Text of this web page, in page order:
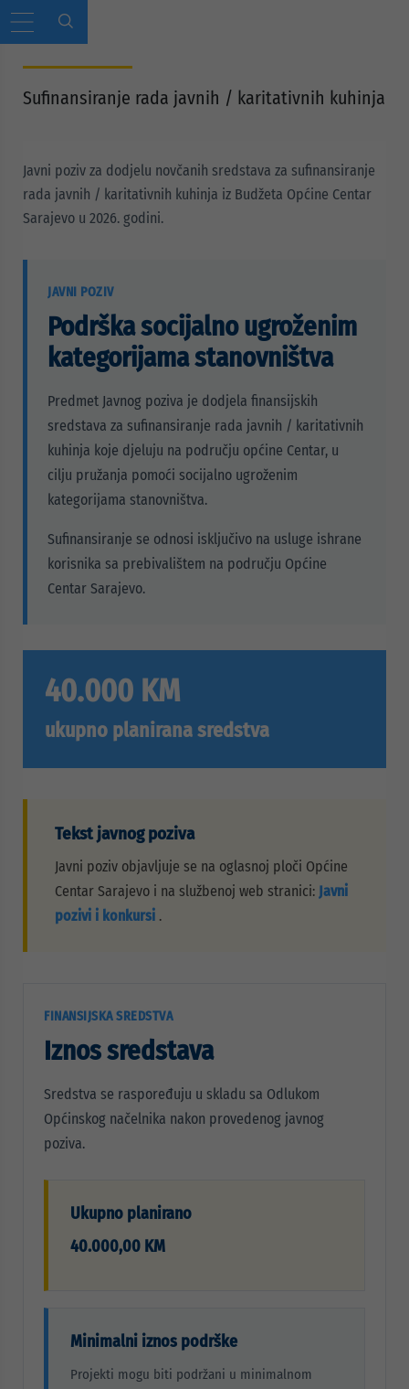
Sufinansiranje rada javnih / karitativnih kuhinja
Javni poziv za dodjelu novčanih sredstava za sufinansiranje
rada javnih / karitativnih kuhinja iz Budžeta Općine Centar
Sarajevo u 2026. godini.
JAVNI POZIV
Podrška socijalno ugroženim
kategorijama stanovništva
Predmet Javnog poziva je dodjela finansijskih
sredstava za sufinansiranje rada javnih / karitativnih
kuhinja koje djeluju na području općine Centar, u
cilju pružanja pomoći socijalno ugroženim
kategorijama stanovništva.
Sufinansiranje se odnosi isključivo na usluge ishrane
korisnika sa prebivalištem na području Općine
Centar Sarajevo.
40.000 KM
ukupno planirana sredstva
Tekst javnog poziva
Javni poziv objavljuje se na oglasnoj ploči Općine
Centar Sarajevo i na službenoj web stranici: Javni
pozivi i konkursi .
FINANSIJSKA SREDSTVA
Iznos sredstava
Sredstva se raspoređuju u skladu sa Odlukom
Općinskog načelnika nakon provedenog javnog
poziva.
Ukupno planirano
40.000,00 KM
Minimalni iznos podrške
Projekti mogu biti podržani u minimalnom